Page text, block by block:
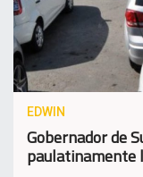
EDWIN
Gobernador de
paulatinamente